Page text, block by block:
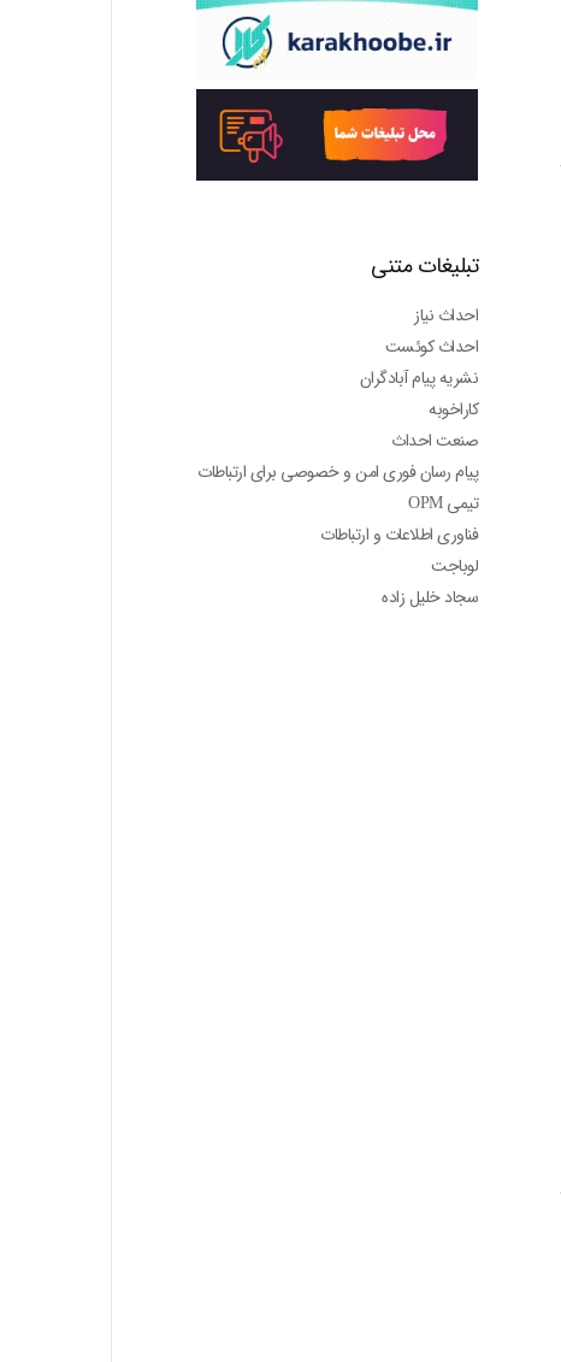
تبلیغات متنی
احداث نیاز
احداث کوئست
نشریه پیام آبادگران
کاراخوبه
صنعت احداث
پیام رسان فوری امن و خصوصی برای ارتباطات
تیمی OPM
فناوری اطلاعات و ارتباطات
لوباجت
سجاد خلیل زاده